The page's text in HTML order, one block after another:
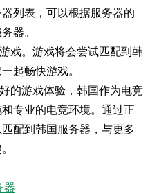
列表，可以根据服务器的
器。
戏。游戏将会尝试匹配到韩
起畅快游戏。
的游戏体验，韩国作为电竞
专业的电竞环境。通过正
配到韩国服务器，与更多
器